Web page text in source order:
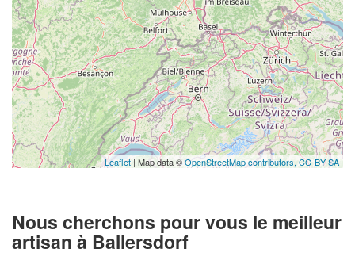
Leaflet | Map data ©OpenStreetMap contributors, CC-BY-SA
Nous cherchons pour vous le meilleur
artisan à Ballersdorf